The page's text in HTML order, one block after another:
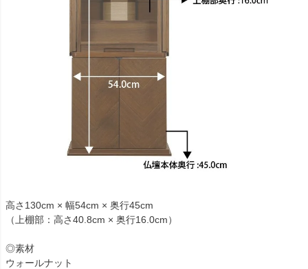
高さ130cm × 幅54cm × 奥行45cm
（上棚部：高さ40.8cm × 奥行16.0cm）
◎素材
ウォールナット